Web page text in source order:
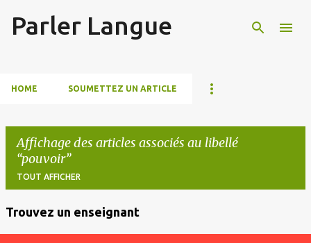
Parler Langue
HOME SOUMETTEZ UN ARTICLE
Affichage des articles associés au libellé
pouvoir
TOUT AFFICHER
Trouvez un enseignant